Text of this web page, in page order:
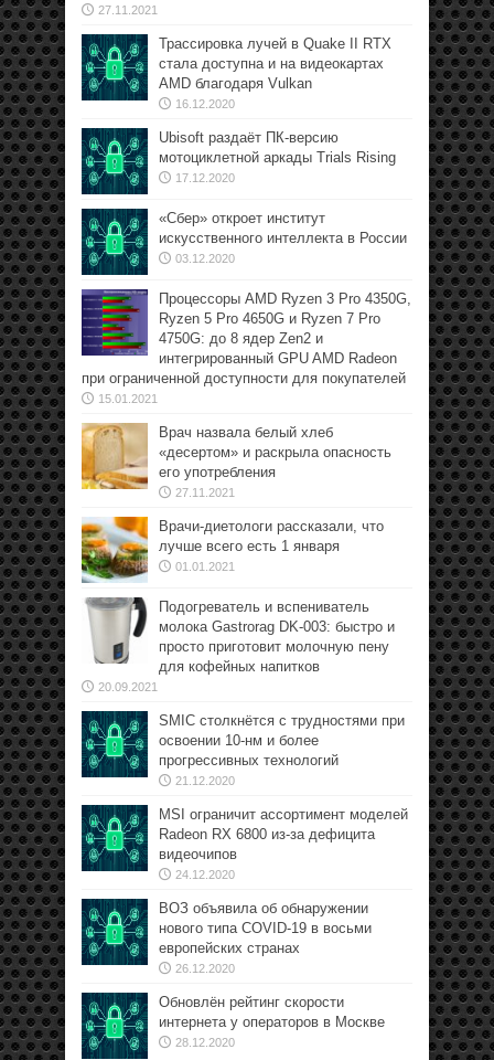
27.11.2021
Трассировка лучей в Quake II RTX
стала доступна и на видеокартах
AMD благодаря Vulkan
16.12.2020
Ubisoft раздаёт ПК-версию
мотоциклетной аркады Trials Rising
17.12.2020
«Сбер» откроет институт
искусственного интеллекта в России
03.12.2020
Процессоры AMD Ryzen 3 Pro 4350G,
Ryzen 5 Pro 4650G и Ryzen 7 Pro
4750G: до 8 ядер Zen2 и
интегрированный GPU AMD Radeon
при ограниченной доступности для покупателей
15.01.2021
Врач назвала белый хлеб
«десертом» и раскрыла опасность
его употребления
27.11.2021
Врачи-диетологи рассказали, что
лучше всего есть 1 января
01.01.2021
Подогреватель и вспениватель
молока Gastrorag DK-003: быстро и
просто приготовит молочную пену
для кофейных напитков
20.09.2021
SMIC столкнётся с трудностями при
освоении 10-нм и более
прогрессивных технологий
21.12.2020
MSI ограничит ассортимент моделей
Radeon RX 6800 из-за дефицита
видеочипов
24.12.2020
ВОЗ объявила об обнаружении
нового типа COVID-19 в восьми
европейских странах
26.12.2020
Обновлён рейтинг скорости
интернета у операторов в Москве
28.12.2020